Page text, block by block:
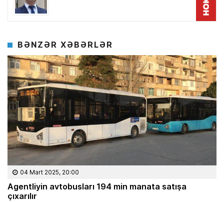
BƏNZƏR XƏBƏRLƏR
04 Mart 2025, 20:00
Agentliyin avtobusları 194 min manata satışa
çıxarılır